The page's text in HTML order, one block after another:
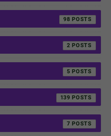
98
2
5
139
7